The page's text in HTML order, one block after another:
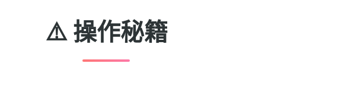
⚠️ 操作秘籍